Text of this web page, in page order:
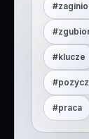
#
#
#klucze
#
#praca